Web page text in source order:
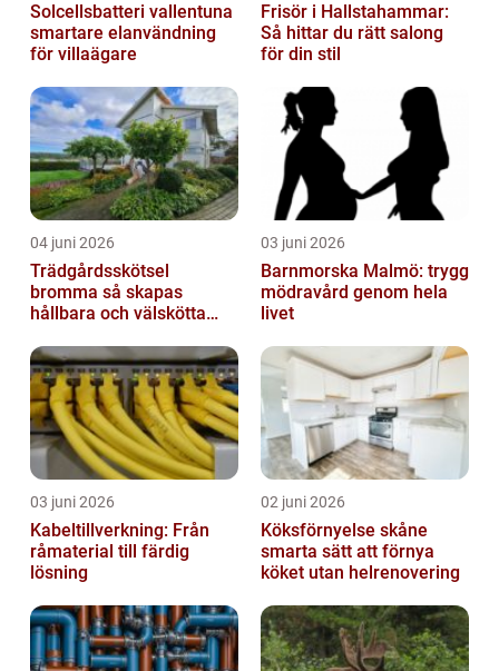
Solcellsbatteri vallentuna
smartare elanvändning
för villaägare
Frisör i Hallstahammar:
Så hittar du rätt salong
för din stil
04 juni 2026
Trädgårdsskötsel
bromma så skapas
hållbara och välskötta
03 juni 2026
Barnmorska Malmö: trygg
mödravård genom hela
livet
03 juni 2026
Kabeltillverkning: Från
råmaterial till färdig
lösning
02 juni 2026
Köksförnyelse skåne
smarta sätt att förnya
köket utan helrenovering